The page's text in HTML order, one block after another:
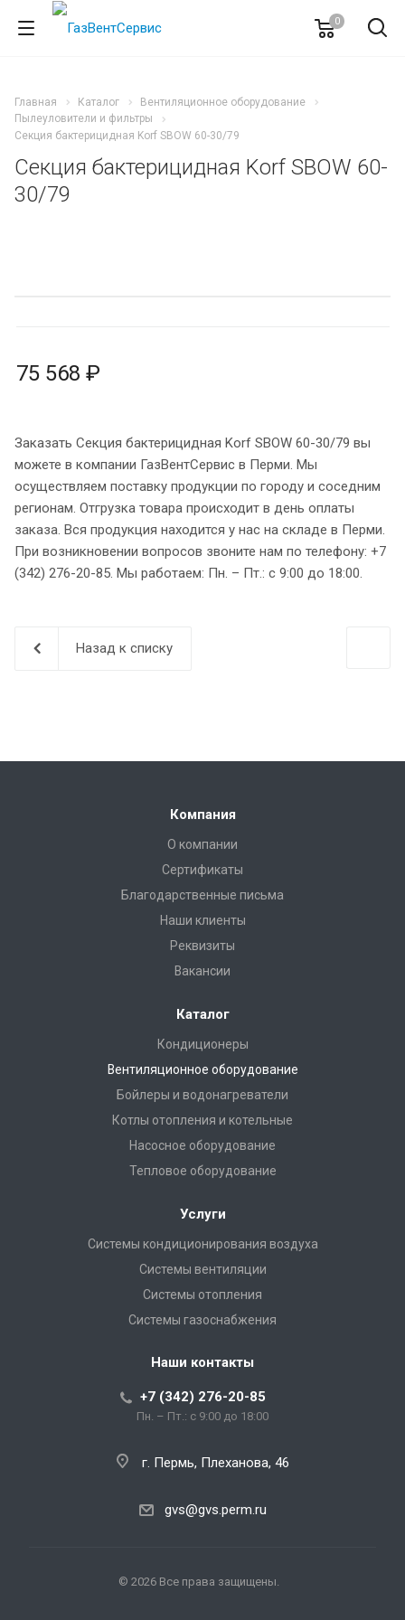
0
Главная Каталог
Вентиляционное оборудование
Пылеуловители и фильтры
Секция бактерицидная Korf SBOW 60-30/79
Секция бактерицидная Korf SBOW 60-
30/79
75 568 ₽
Заказать Секция бактерицидная Korf SBOW 60-30/79 вы
можете в компании ГазВентСервис в Перми. Мы
осуществляем поставку продукции по городу и соседним
регионам. Отгрузка товара происходит в день оплаты
заказа. Вся продукция находится у нас на складе в Перми.
При возникновении вопросов звоните нам по телефону: +7
(342) 276-20-85. Мы работаем: Пн. – Пт.: с 9:00 до 18:00.
Назад к списку
Компания
О компании
Сертификаты
Благодарственные письма
Наши клиенты
Реквизиты
Вакансии
Каталог
Кондиционеры
Вентиляционное оборудование
Бойлеры и водонагреватели
Котлы отопления и котельные
Насосное оборудование
Тепловое оборудование
Услуги
Системы кондиционирования воздуха
Системы вентиляции
Системы отопления
Системы газоснабжения
Наши контакты
+7 (342) 276-20-85
Пн. – Пт.: с 9:00 до 18:00
г. Пермь, Плеханова, 46
gvs@gvs.perm.ru
© 2026 Все права защищены.